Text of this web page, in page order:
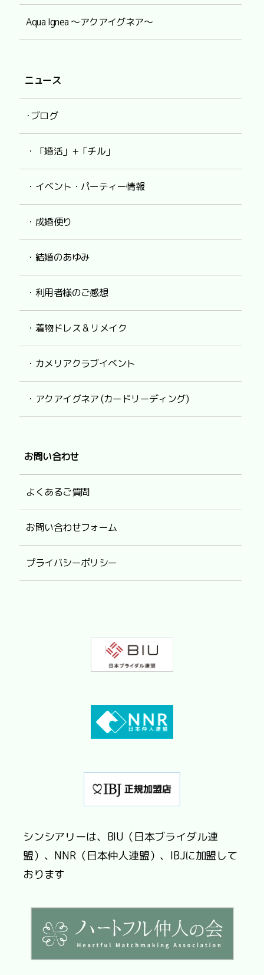
Aqua Ignea ～アクアイグネア～
ニュース
･ブログ
・「婚活」+「チル」
・イベント・パーティー情報
・成婚便り
・結婚のあゆみ
・利用者様のご感想
・着物ドレス & リメイク
・カメリアクラブイベント
・アクアイグネア (カードリーディング)
お問い合わせ
よくあるご質問
お問い合わせフォーム
プライバシーポリシー
シンシアリーは、BIU（日本ブライダル連
盟）、NNR（日本仲人連盟）、IBJに加盟して
おります